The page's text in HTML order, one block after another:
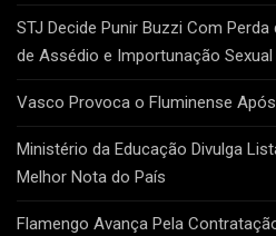
STJ Decide Punir Buzzi Com
de Assédio e Importunação Sexual
Vasco Provoca o Fluminense
Ministério da Educação Divulga
Melhor Nota do País
Flamengo Avança Pela